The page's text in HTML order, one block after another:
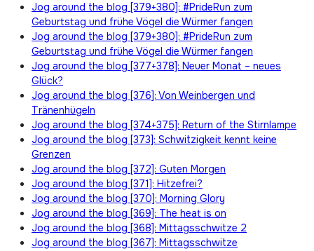
Jog around the blog [379+380]: #PrideRun zum
Geburtstag und frühe Vögel die Würmer fangen
Jog around the blog [379+380]: #PrideRun zum
Geburtstag und frühe Vögel die Würmer fangen
Jog around the blog [377+378]: Neuer Monat – neues
Glück?
Jog around the blog [376]: Von Weinbergen und
Tränenhügeln
Jog around the blog [374+375]: Return of the Stirnlampe
Jog around the blog [373]: Schwitzigkeit kennt keine
Grenzen
Jog around the blog [372]: Guten Morgen
Jog around the blog [371]: Hitzefrei?
Jog around the blog [370]: Morning Glory
Jog around the blog [369]: The heat is on
Jog around the blog [368]: Mittagsschwitze 2
Jog around the blog [367]: Mittagsschwitze